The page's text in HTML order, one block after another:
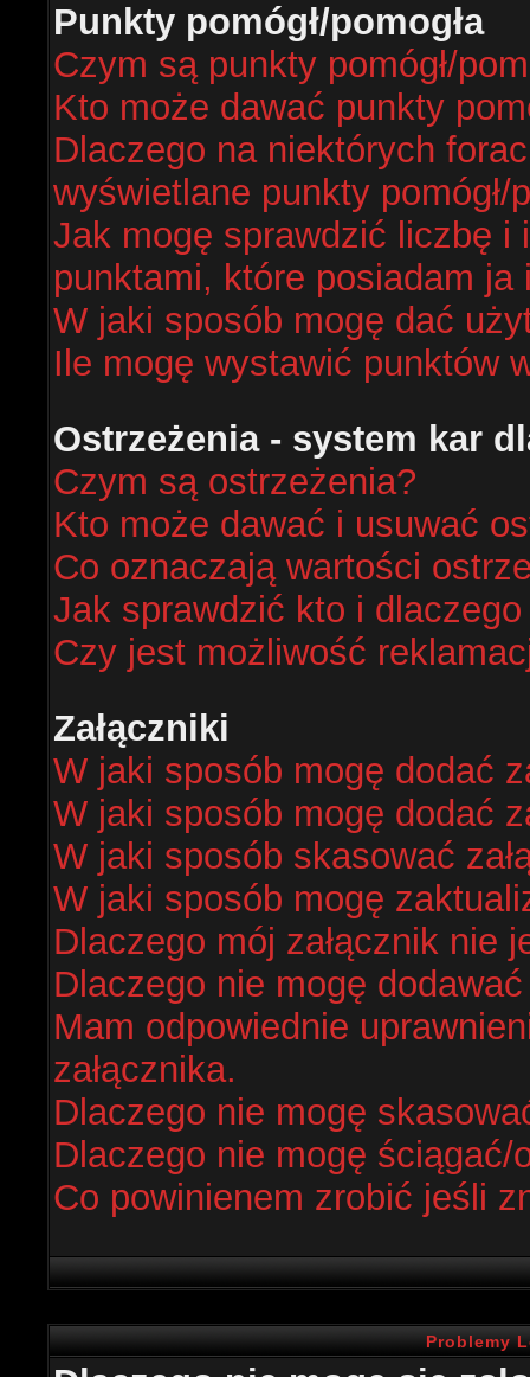
Punkty pomógł/pomogła
Czym są punkty pomógł/
Kto może dawać punkty
Dlaczego na niektórych
wyświetlane punkty pomógł/
Jak mogę sprawdzić liczbę i
punktami, które posiadam
W jaki sposób mogę dać
Ile mogę wystawić punktów
Ostrzeżenia - system kar
Czym są ostrzeżenia?
Kto może dawać i usuwać
Co oznaczają wartości
Jak sprawdzić kto i dlaczego
Czy jest możliwość
Załączniki
W jaki sposób mogę dodać
W jaki sposób mogę dodać
W jaki sposób skasować
W jaki sposób mogę
Dlaczego mój załącznik nie
Dlaczego nie mogę dodawać
Mam odpowiednie
załącznika.
Dlaczego nie mogę
Dlaczego nie mogę ściągać/
Co powinienem zrobić jeśli
Problemy